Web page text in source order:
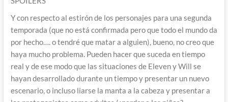
Y con respecto al estirón de los personajes para una segunda
temporada (que no está confirmada pero que todo el mundo da
por hecho…. o tendré que matar a alguien), bueno, no creo que
haya mucho problema. Pueden hacer que suceda en tiempo
real y de ese modo que las situaciones de Eleven y Will se
hayan desarrollado durante un tiempo y presentar un nuevo
escenario, o incluso liarse la manta a la cabeza y presentar a